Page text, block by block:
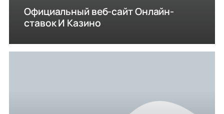
Официальный веб-сайт Онлайн-
ставок И Казино